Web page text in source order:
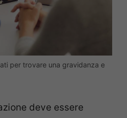
per trovare una gravidanza e
deve essere